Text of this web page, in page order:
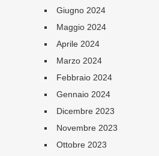
Giugno 2024
Maggio 2024
Aprile 2024
Marzo 2024
Febbraio 2024
Gennaio 2024
Dicembre 2023
Novembre 2023
Ottobre 2023